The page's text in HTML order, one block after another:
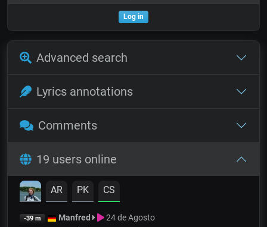
Log in
Advanced search
Lyrics annotations
Comments
19 users online
AR PK CS
-39 m Manfred 24 de Agosto